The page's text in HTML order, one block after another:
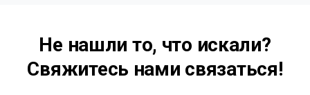
Не нашли то, что искали?
Свяжитесь нами связаться!